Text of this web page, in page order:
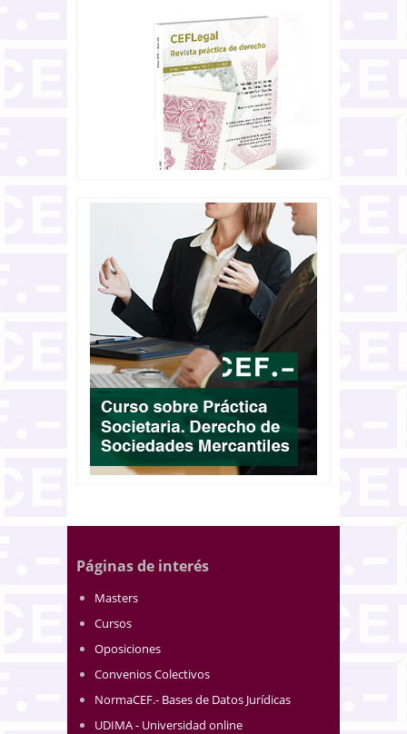
Páginas de interés
Masters
Cursos
Oposiciones
Convenios Colectivos
NormaCEF.- Bases de Datos Jurídicas
UDIMA - Universidad online